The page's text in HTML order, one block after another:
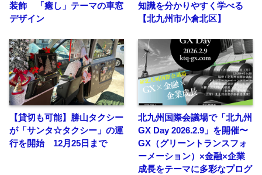
装飾 「癒し」テーマの車窓
デザイン
知識を分かりやすく学べる
【北九州市小倉北区】
【貸切も可能】勝山タクシー
が「サンタ☆タクシー」の運
行を開始 12月25日まで
北九州国際会議場で「北九州
GX Day 2026.2.9」を開催〜
GX（グリーントランスフォ
ーメーション）×金融×企業
成長をテーマに多彩なプログ